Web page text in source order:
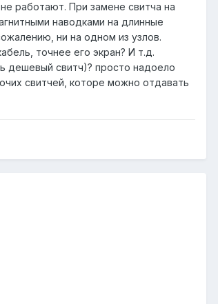
работают. При замене свитча на
наводками на длинные
ни на одном из узлов.
точнее его экран? И т.д.
дешевый свитч)? просто надоело
свитчей, которе можно отдавать